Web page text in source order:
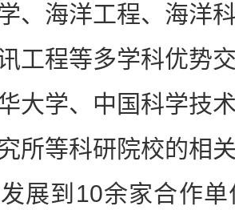
、海洋工程、海洋
工程等多学科优势
大学、中国科学技
所等科研院校的相
展到10余家合作